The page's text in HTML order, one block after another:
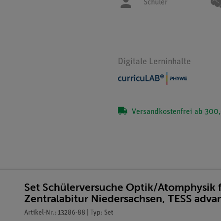
Schüler
Digitale Lerninhalte
Versandkostenfrei ab
Set Schülerversuche Optik/Atomphysik
Zentralabitur Niedersachsen, TESS
Artikel-Nr.: 13286-88 | Typ: Set